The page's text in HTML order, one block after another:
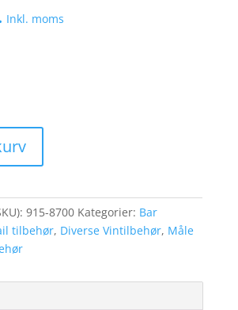
Inkl. moms
915-8700 Kategorier: Bar
tilbehør, Diverse Vintilbehør, Måle